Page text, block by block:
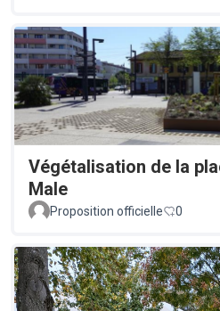
Végétalisation de la
Male
Proposition officielle 0